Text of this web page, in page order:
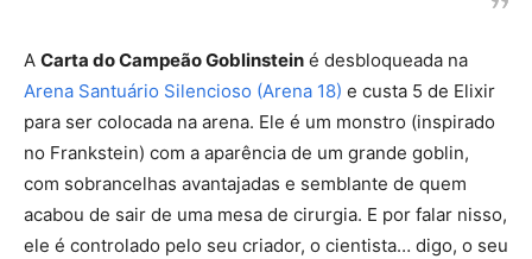
A Carta do Campeão Goblinstein é desbloqueada na
Arena Santuário Silencioso (Arena 18) e custa 5 de Elixir
para ser colocada na arena. Ele é um monstro (inspirado
no Frankstein) com a aparência de um grande goblin,
com sobrancelhas avantajadas e semblante de quem
acabou de sair de uma mesa de cirurgia. E por falar nisso,
ele é controlado pelo seu criador, o cientista… digo, o seu